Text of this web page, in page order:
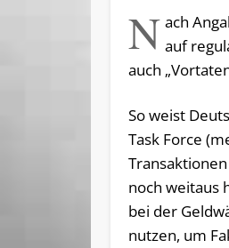
N ach
auf
auch
So weist
Task Force
noch weitaus
bei der
nutzen, um